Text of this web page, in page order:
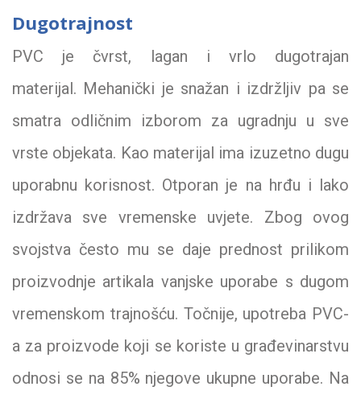
Dugotrajnost
PVC je čvrst, lagan i vrlo dugotrajan
materijal. Mehanički je snažan i izdržljiv pa se
smatra odličnim izborom za ugradnju u sve
vrste objekata. Kao materijal ima izuzetno dugu
uporabnu korisnost. Otporan je na hrđu i lako
izdržava sve vremenske uvjete. Zbog ovog
svojstva često mu se daje prednost prilikom
proizvodnje artikala vanjske uporabe s dugom
vremenskom trajnošću. Točnije, upotreba PVC-
a za proizvode koji se koriste u građevinarstvu
odnosi se na 85% njegove ukupne uporabe. Na